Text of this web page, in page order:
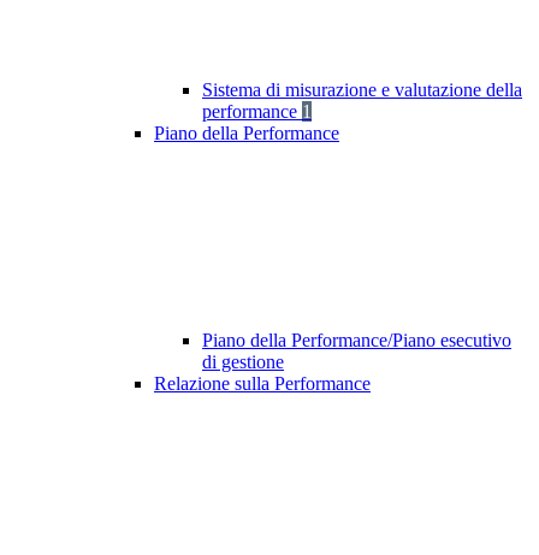
Sistema di misurazione e valutazione della
performance 1
Piano della Performance
Piano della Performance/Piano esecutivo
di gestione
Relazione sulla Performance